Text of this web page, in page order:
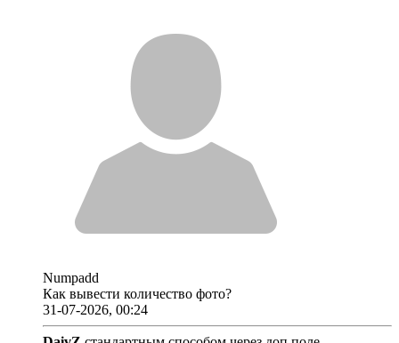
Numpadd
Как вывести количество фото?
31-07-2026, 00:24